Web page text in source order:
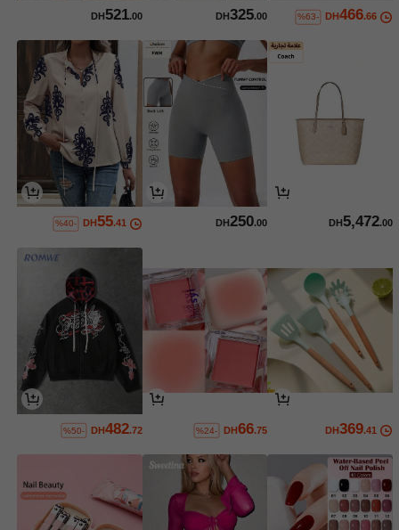
DH466.66
%63-
DH325.00
DH521.00
DH5,472.00
DH250.00
DH55.41
%40-
DH369.41
DH66.75
%24-
DH482.72
%50-